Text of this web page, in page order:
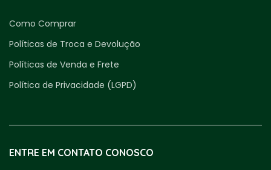
Como Comprar
Políticas de Troca e Devolução
Políticas de Venda e Frete
Política de Privacidade (LGPD)
ENTRE EM CONTATO CONOSCO